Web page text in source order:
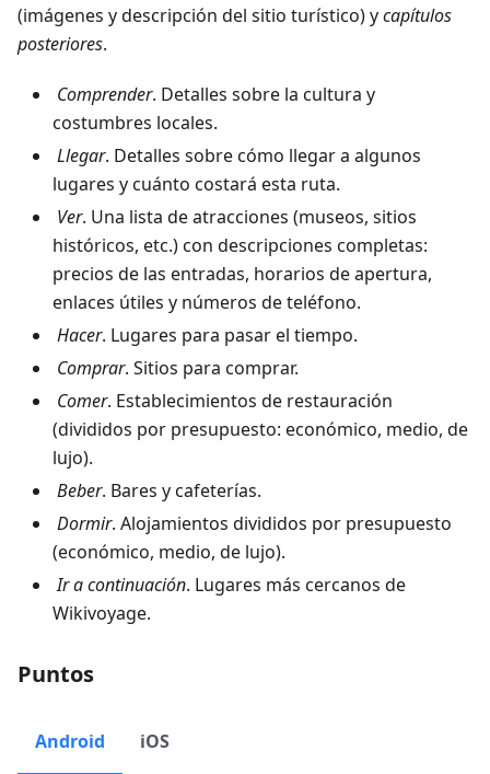
(imágenes y descripción del sitio turístico) ycapítulos
posteriores.
Comprender. Detalles sobre la cultura y
costumbres locales.
Llegar. Detalles sobre cómo llegar a algunos
lugares y cuánto costará esta ruta.
Ver. Una lista de atracciones (museos, sitios
históricos, etc.) con descripciones completas:
precios de las entradas, horarios de apertura,
enlaces útiles y números de teléfono.
Hacer. Lugares para pasar el tiempo.
Comprar. Sitios para comprar.
Comer. Establecimientos de restauración
(divididos por presupuesto: económico, medio, de
lujo).
Beber. Bares y cafeterías.
Dormir. Alojamientos divididos por presupuesto
(económico, medio, de lujo).
Ir a continuación. Lugares más cercanos de
Wikivoyage.
Puntos
Android iOS